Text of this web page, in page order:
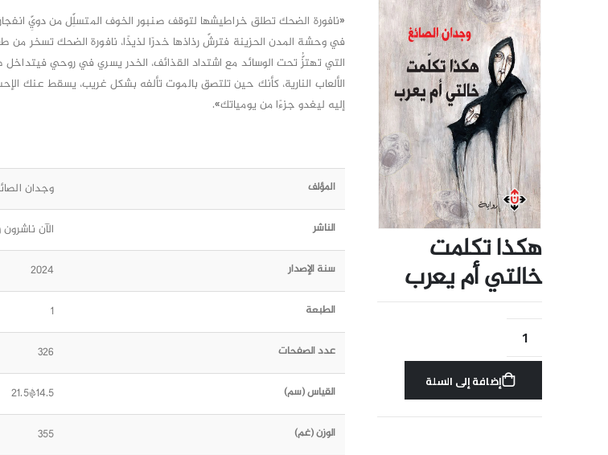
هكذا تكلمت
خالتي أم يعرب
إضافة إلى السلة
«نافورة الضحك تطلق خراطيشها لتوقف صنبور الخوف المتسلِّل من دويِّ
في وحشة المدن الحزينة فترشّ رذاذها خدرًا لذيذًا، نافورة الضحك تسخر من
التي تهتزُّ تحت الوسائد مع اشتداد القذائف، الخدر يسري في روحي
الألعاب النارية، كأنك حين تلتصق بالموت تألفه بشكل غريب، يسقط عنك
إليه ليغدو جزءًا من يومياتك».
المؤلف وجدان
الناشر الآن
سنة الإصدار 2024
الطبعة 1
عدد الصفحات 326
القياس (سم) 14.5*21.5
الوزن (غم) 355